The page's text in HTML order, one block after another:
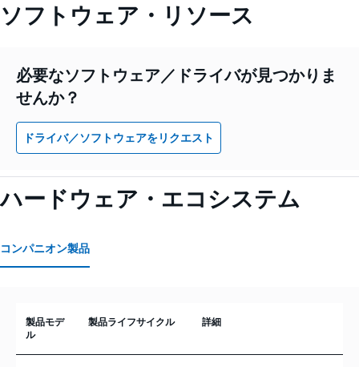
ソフトウェア・リソース
必要なソフトウェア／ドライバが見つかりま
せんか？
ドライバ／ソフトウェアをリクエスト
ハードウェア・エコシステム
コンパニオン製品
製品モデ
ル
製品ライフサイクル 詳細